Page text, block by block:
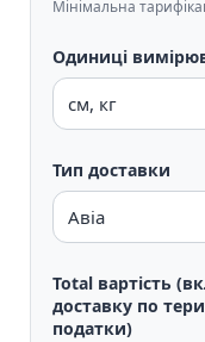
Мінімальна
Одиниці
Тип доставки
Total вартість
доставку по
податки)